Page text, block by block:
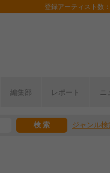
登録アーティスト数
編集部 レポート ニ
ジャンル検